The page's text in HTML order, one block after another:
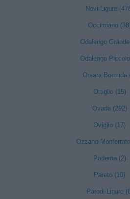
Novi Ligure
Occimiano
Odalengo
Odalengo
Orsara Bormida
Ottiglio (15)
Ovada (292)
Oviglio (17)
Ozzano
Paderna (2)
Pareto (10)
Parodi Ligure